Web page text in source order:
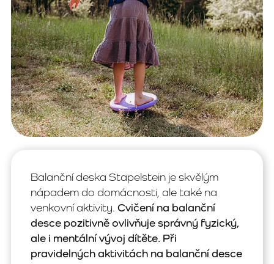
Balanční deska Stapelstein je skvělým
nápadem do domácnosti, ale také na
venkovní aktivity. Cvičení na balanční
desce pozitivně ovlivňuje správný fyzický,
ale i mentální vývoj dítěte. Při
pravidelných aktivitách na balanční desce